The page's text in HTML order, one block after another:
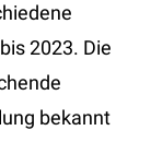
2023. Die
bekannt